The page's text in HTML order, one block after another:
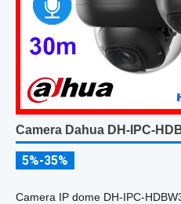
Camera Dahua DH-IPC-
5%-35%
Camera IP dome DH-IPC-